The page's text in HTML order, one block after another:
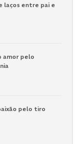
laços entre pai e
amor pelo
pelo tiro